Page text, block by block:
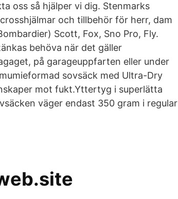
oss så hjälper vi dig. Stenmarks
och tillbehör för herr, dam
Scott, Fox, Sno Pro, Fly.
behöva när det gäller
på garageuppfarten eller under
sovsäck med Ultra-Dry
mot fukt.Yttertyg i superlätta
väger endast 350 gram i regular